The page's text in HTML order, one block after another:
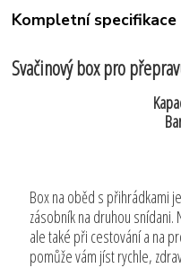
Kompletní specifikace
Svačinový box pro
Box na oběd s přihrádkami
zásobník na druhou
ale také při cestování a na
pomůže vám jíst rychle,